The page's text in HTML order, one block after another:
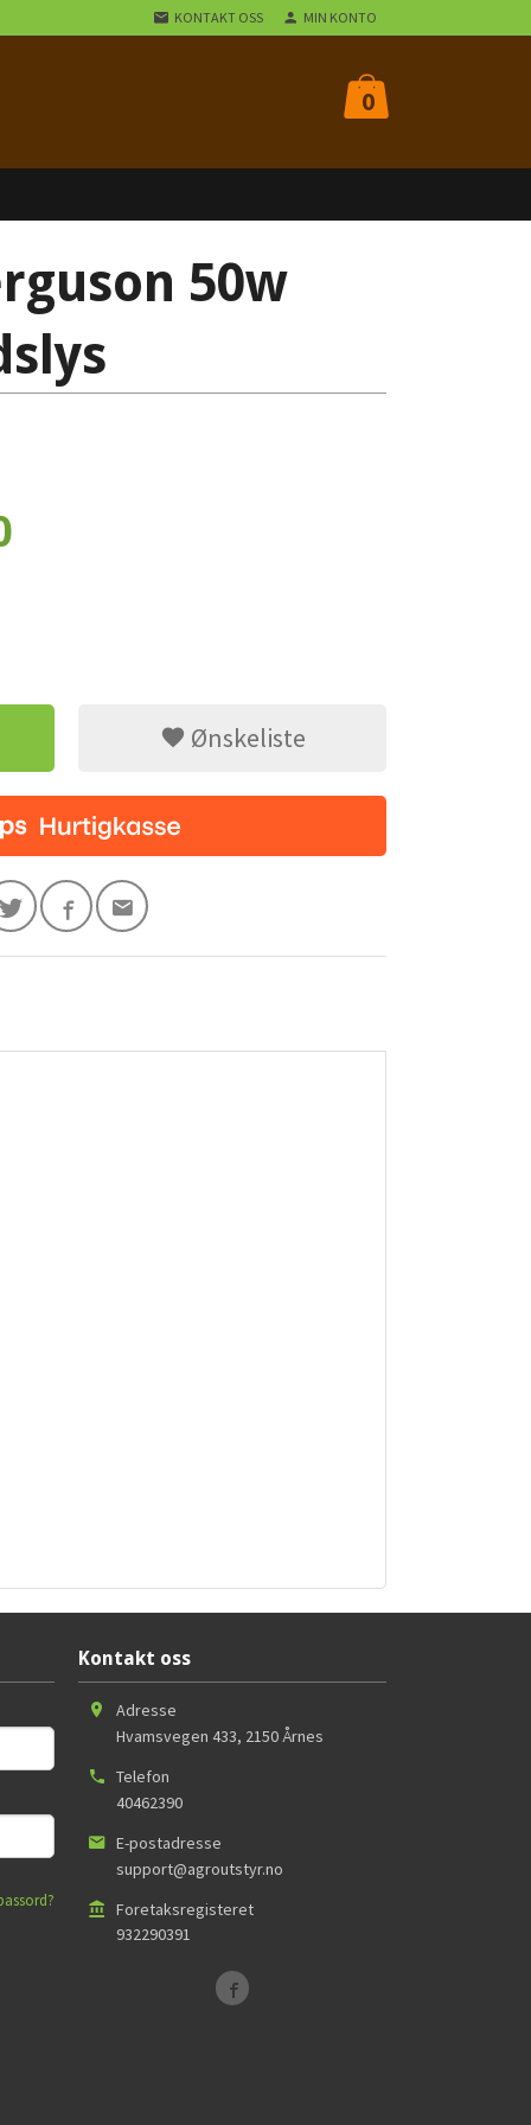
KONTAKT OSS MIN KONTO
0
50w
Ønskeliste
Kontakt oss
Adresse
Hvamsvegen 433, 2150Årnes
Telefon
40462390
E-postadresse
support@agroutstyr.no
Foretaksregisteret
932290391